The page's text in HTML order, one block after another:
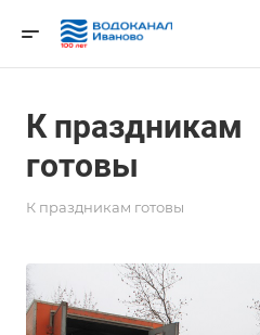
К праздникам
готовы
К праздникам готовы